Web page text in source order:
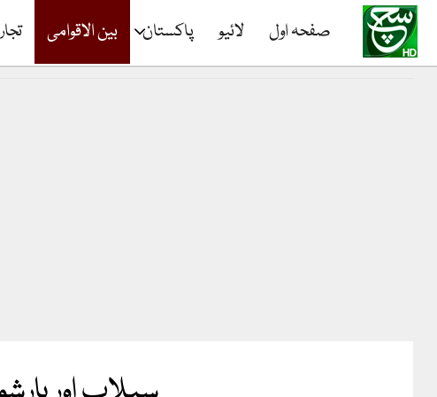
صفحہ اول لائیو پاکستان بین الاقوامی